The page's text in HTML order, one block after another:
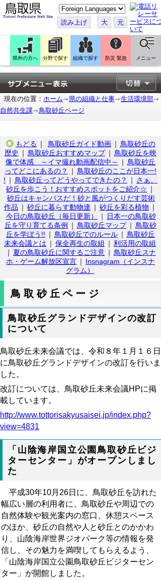
こ
の
ペ
ー
ジ
翻
訳
す
る
読み上げ 大 元
県外の方へ 分野で探す 組織で探す 防災 緊急 メニュー
現在の位置： ホーム 県の組織と仕事
生活環境部
自然共生課
鳥取砂丘ページ
もどる ｜ 鳥取砂丘ガイド動画 ｜ 鳥取砂丘の
歴史
｜ 鳥取砂丘おすすめマップ ｜ 鳥取砂丘を映
像で体感 ～イマ撮れ動画配信中～
｜ 鳥取砂丘
ってどこにあるの？
｜ 鳥取砂丘のここが日本一!
! ｜ 鳥取砂丘ってどうやってできたの？ ｜ さぁ、
砂丘を歩こう！おすすめスポットをご紹介☆ ｜
砂丘はキャンバスだ！砂と風がつくりだす芸術
作品 ｜ 砂丘に暮らす動物達 ｜ 砂丘を彩る植物 ｜
今日の鳥取砂丘（毎日更新）
｜
日本一の鳥取砂
丘を守り育てる条例
｜ 鳥取砂丘マップ ｜ 鳥取砂
丘を学ぼう!! ｜ 鳥取砂丘でのルール ｜ 鳥取砂丘
未来会議とは ｜ 保全再生の取組 ｜ 利活用の取組
｜ 夏の鳥取砂丘に関するご注意 ｜ 鳥取砂丘スナ
ホ・ゲーム解放区宣言 ｜ Insnagram（インスナ
グラム）
鳥取砂丘ページ
鳥取砂丘グランドデザインの改訂
について
鳥取砂丘未来会議では、令和８年１月１６日
に鳥取砂丘グランドデザインの改訂を行いま
した。
改訂については、鳥取砂丘未来会議HPに掲
載しています。
http://www.tottorisakyusaisei.jp/index.php?
view=4831
「山陰海岸国立公園鳥取砂丘ビジ
ターセンター」がオープンしまし
た
平成30年10月26日に、鳥取砂丘を訪れた
幅広い層の利用者に、鳥取砂丘や周辺での
自然体験や観光案内の窓口、休憩スペース
のほか、砂丘の自然や人と砂丘とのかかわ
り、山陰海岸世界ジオパーク等の情報を発
信し、その魅力を満喫してもらえるよう、
「山陰海岸国立公園鳥取砂丘ビジターセン
ター」が開館しました。